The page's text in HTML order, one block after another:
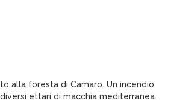
alla foresta di Camaro. Un incendio
ettari di macchia mediterranea.